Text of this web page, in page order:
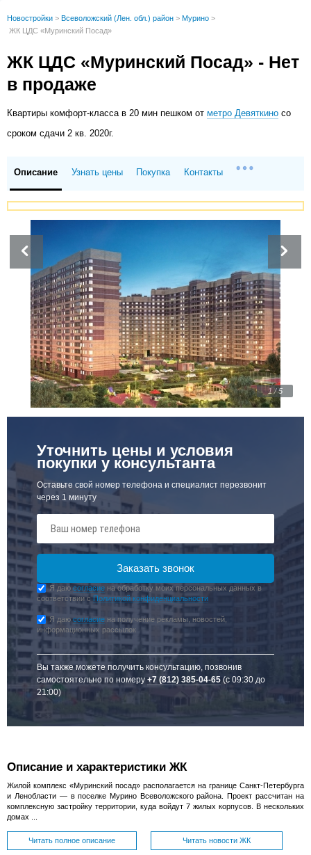
Новостройки > Всеволожский (Лен. обл.) район > Мурино >
ЖК ЦДС «Муринский Посад»
ЖК ЦДС «Муринский Посад» - Нет
в продаже
Квартиры комфорт-класса в 20 мин пешком отметро Девяткино со
сроком сдачи 2 кв. 2020г.
Описание Узнать цены Покупка Контакты
1 / 5
Уточнить цены и условия
покупки у консультанта
Оставьте свой номер телефона и специалист перезвонит
через 1 минуту
Я даюсогласие на обработку моих персональных данных в
соответствии сПолитикой конфиденциальности
Я даюсогласие на получение рекламы, новостей,
информационных рассылок
Вы также можете получить консультацию, позвонив
самостоятельно по номеру+7 (812) 385-04-65 (с 09:30 до
21:00)
Описание и характеристики ЖК
Жилой комплекс «Муринский посад» располагается на границе Санкт-Петербурга
и Ленобласти — в поселке Мурино Всеволожского района. Проект рассчитан на
комплексную застройку территории, куда войдут 7 жилых корпусов. В нескольких
домах ...
Читать полное описание Читать новости ЖК